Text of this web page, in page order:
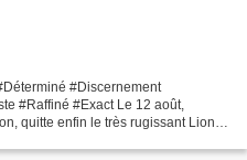
#Discernement
#Raffiné #Exact Le 12 août,
quitte enfin le très rugissant Lion